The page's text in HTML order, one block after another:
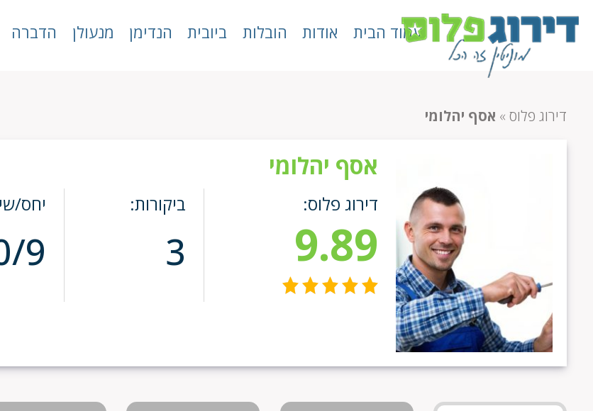
עמוד הבית אודות הובלות ביובית הנדימן מנעולן הדברה
דירוג פלוס » אסף יהלומי
אסף יהלומי
דירוג פלוס:
9.89
ביקורות:
3
יחס/
9